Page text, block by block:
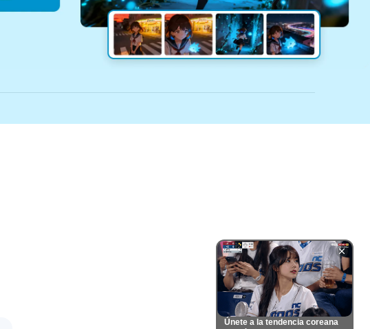
Únete a la tendencia coreana